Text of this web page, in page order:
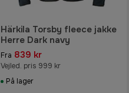
Härkila Torsby fleece jakke
Herre Dark navy
Fra 839 kr
Vejled. pris 999 kr
På lager